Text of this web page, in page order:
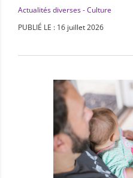
Actualités diverses - Culture
PUBLIÉ LE : 16 juillet 2026